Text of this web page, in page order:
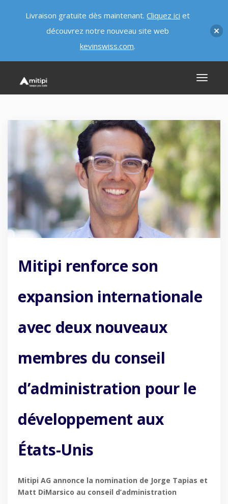
Mitipi renforce son
expansion internationale
avec deux nouveaux
membres du conseil
d’administration pour le
développement aux
États-Unis
Mitipi AG annonce la nomination de Jorge Tapias et
Matt DiMarsico au conseil d’administration
Livraison gratuite dès maintenant. Cliquez ici et
découvrez notre nouveau site web
kevinswiss.com.